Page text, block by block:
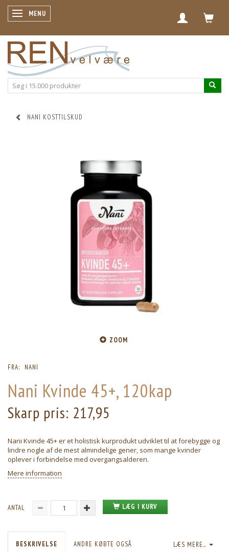
SKIFTE NAVIGATION
MENU
NANI KOSTTILSKUD
ZOOM
FRA: NANI
Nani Kvinde 45+, 120kap
Skarp pris: 217,95
Nani Kvinde 45+ er et holistisk kurprodukt udviklet til at forebygge og
lindre nogle af de mest almindelige gener, som mange kvinder
oplever i forbindelse med overgangsalderen.
Mere information
ANTAL LÆG I KURV
LÆS MERE...
BESKRIVELSE ANDRE KØBTE OGSÅ